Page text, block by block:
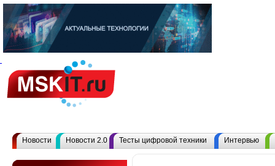
Новости Новости 2.0 Тесты цифровой техники Интервью